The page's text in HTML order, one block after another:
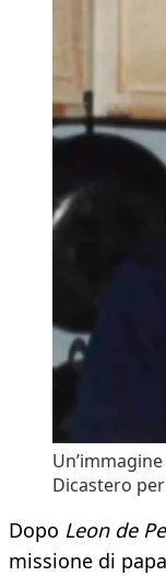
Dicastero
Dopo Leon de
missione di